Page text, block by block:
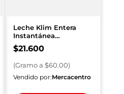
Leche Klim Entera
Instantánea
Fortificada Bolsa 360g
$21.600
(Gramoa $60.00)
Vendido por:Mercacentro